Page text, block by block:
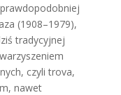
(1908–1979),
tradycyjnej
czyli trova,
nawet